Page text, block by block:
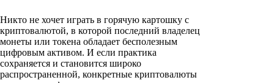
Никто не хочет играть в горячую картошку с
криптовалютой, в которой последний владелец
монеты или токена обладает бесполезным
цифровым активом. И если практика
сохраняется и становится широко
распространенной, конкретные криптовалюты